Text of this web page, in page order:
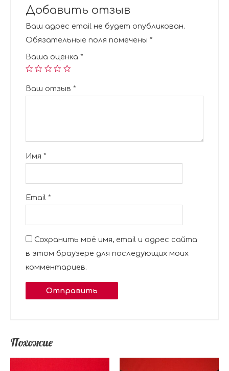
Добавить отзыв
Ваш адрес email не будет опубликован.
Обязательные поля помечены *
Ваша оценка *
Ваш отзыв *
Имя *
Email *
Сохранить моё имя, email и адрес сайта
в этом браузере для последующих моих
комментариев.
Похожие